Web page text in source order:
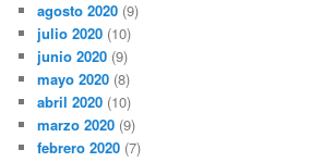
agosto 2020 (9)
julio 2020 (10)
junio 2020 (9)
mayo 2020 (8)
abril 2020 (10)
marzo 2020 (9)
febrero 2020 (7)